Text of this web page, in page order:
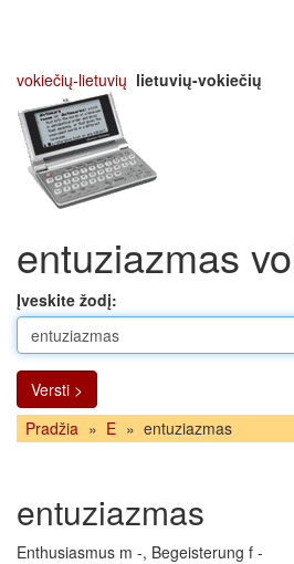
vokiečių-lietuvių lietuvių-vokiečių
entuziazmas
Įveskite žodį:
Versti >
Pradžia » E » entuziazmas
entuziazmas
Enthusiasmus m -, Begeisterung f -